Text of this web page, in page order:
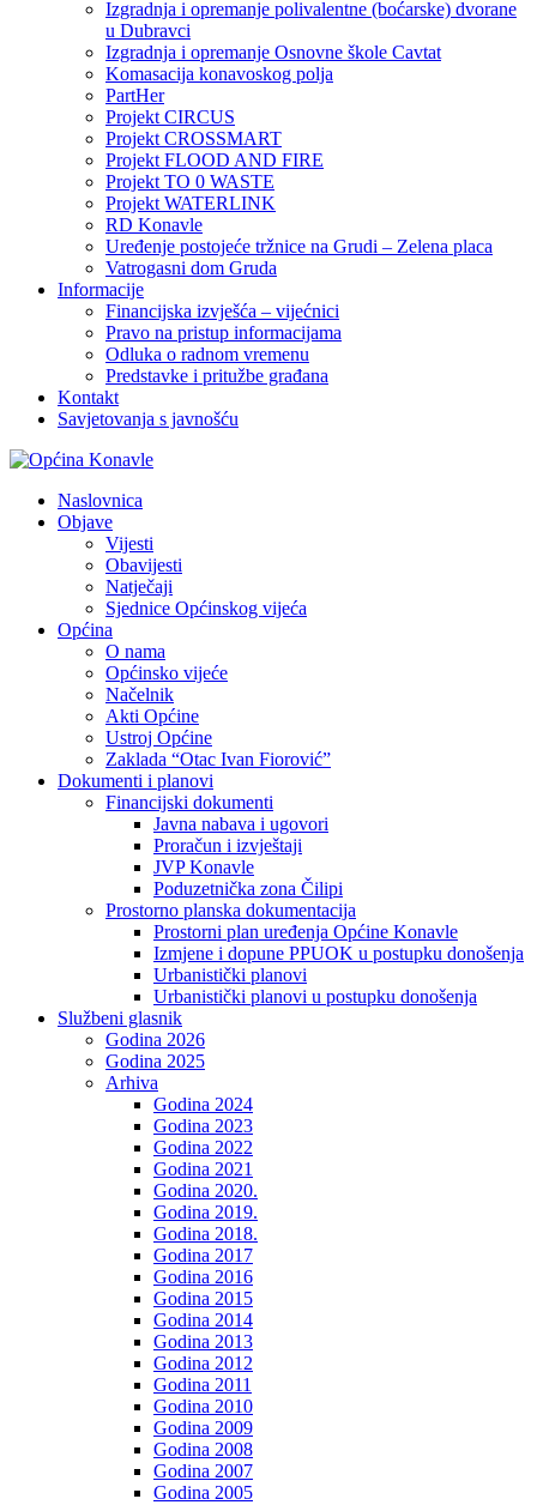
Izgradnja i opremanje polivalentne (boćarske) dvorane
u Dubravci
Izgradnja i opremanje Osnovne škole Cavtat
Komasacija konavoskog polja
PartHer
Projekt CIRCUS
Projekt CROSSMART
Projekt FLOOD AND FIRE
Projekt TO 0 WASTE
Projekt WATERLINK
RD Konavle
Uređenje postojeće tržnice na Grudi – Zelena placa
Vatrogasni dom Gruda
Informacije
Financijska izvješća – vijećnici
Pravo na pristup informacijama
Odluka o radnom vremenu
Predstavke i pritužbe građana
Kontakt
Savjetovanja s javnošću
Naslovnica
Objave
Vijesti
Obavijesti
Natječaji
Sjednice Općinskog vijeća
Općina
O nama
Općinsko vijeće
Načelnik
Akti Općine
Ustroj Općine
Zaklada “Otac Ivan Fiorović”
Dokumenti i planovi
Financijski dokumenti
Javna nabava i ugovori
Proračun i izvještaji
JVP Konavle
Poduzetnička zona Čilipi
Prostorno planska dokumentacija
Prostorni plan uređenja Općine Konavle
Izmjene i dopune PPUOK u postupku donošenja
Urbanistički planovi
Urbanistički planovi u postupku donošenja
Službeni glasnik
Godina 2026
Godina 2025
Arhiva
Godina 2024
Godina 2023
Godina 2022
Godina 2021
Godina 2020.
Godina 2019.
Godina 2018.
Godina 2017
Godina 2016
Godina 2015
Godina 2014
Godina 2013
Godina 2012
Godina 2011
Godina 2010
Godina 2009
Godina 2008
Godina 2007
Godina 2005